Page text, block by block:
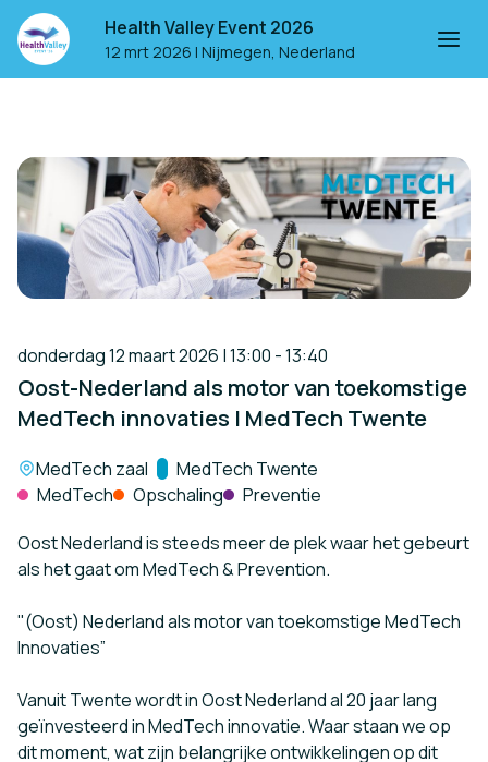
Health Valley Event 2026
12 mrt 2026 | Nijmegen, Nederland
donderdag 12 maart 2026 | 13:00 - 13:40
Oost-Nederland als motor van toekomstige
MedTech innovaties | MedTech Twente
Locatie:
MedTech zaal Track:
MedTech Twente
MedTech
Opschaling
Preventie
Oost Nederland is steeds meer de plek waar het gebeurt
als het gaat om MedTech & Prevention.
"(Oost) Nederland als motor van toekomstige MedTech
Innovaties”
Vanuit Twente wordt in Oost Nederland al 20 jaar lang
geïnvesteerd in MedTech innovatie. Waar staan we op
dit moment, wat zijn belangrijke ontwikkelingen op dit